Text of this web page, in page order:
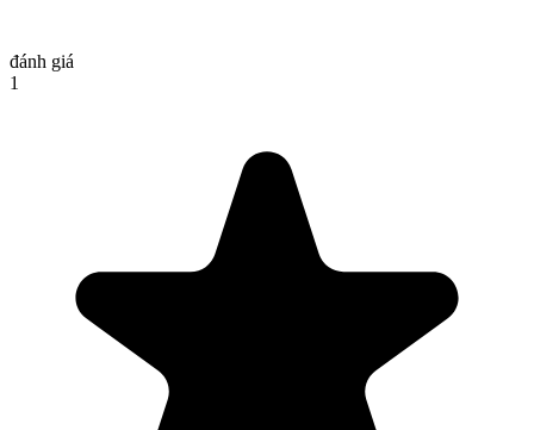
đánh giá
1